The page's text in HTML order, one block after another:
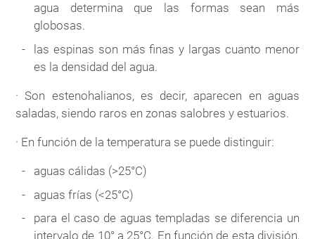
agua determina que las formas sean más
globosas.
las espinas son más finas y largas cuanto menor
es la densidad del agua.
· Son estenohalianos, es decir, aparecen en aguas
saladas, siendo raros en zonas salobres y estuarios.
· En función de la temperatura se puede distinguir:
aguas cálidas (>25°C)
aguas frías (<25°C)
para el caso de aguas templadas se diferencia un
intervalo de 10° a 25°C. En función de esta división,